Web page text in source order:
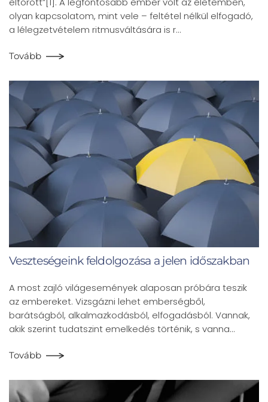
olyan kapcsolatom, mint vele – feltétel nélkül elfogadó,
a lélegzetvételem ritmusváltására is r…
Tovább
Veszteségeink feldolgozása a jelen időszakban
A most zajló világesemények alaposan próbára teszik
az embereket. Vizsgázni lehet emberségből,
barátságból, alkalmazkodásból, elfogadásból. Vannak,
akik szerint tudatszint emelkedés történik, s vanna…
Tovább